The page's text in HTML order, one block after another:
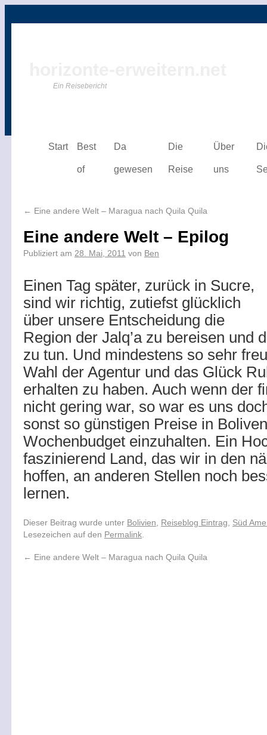
Ein Reisebericht
Start Best
of
Da
gewesen
Die
Reise
Über
uns
← Eine andere Welt – Maragua nach Quila Quila
Eine andere Welt – Epilog
Publiziert am 28. Mai, 2011 von Ben
Einen Tag später, zurück in Sucre,
sind wir richtig, zutiefst glücklich
über unsere Entscheidung die
Region der Jalq’a zu bereisen und
zu tun. Und mindestens so sehr
Wahl der Agentur und das Glück
erhalten zu haben. Auch wenn der
nicht gering war, so war es uns
sonst so günstigen Preise in
Wochenbudget einzuhalten. Ein
faszinierend Land, das wir in den
hoffen, an anderen Stellen noch
lernen.
Dieser Beitrag wurde unter Bolivien Reiseblog Eintrag
Süd
Lesezeichen auf den Permalink
← Eine andere Welt – Maragua nach Quila Quila